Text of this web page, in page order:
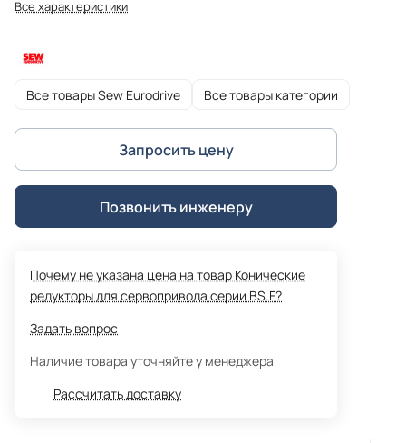
Все характеристики
Все товары Sew Eurodrive Все товары категории
Запросить цену
Позвонить инженеру
Почему не указана цена на товар Конические
редукторы для сервопривода серии BS.F?
Задать вопрос
Наличие товара уточняйте у менеджера
Рассчитать доставку